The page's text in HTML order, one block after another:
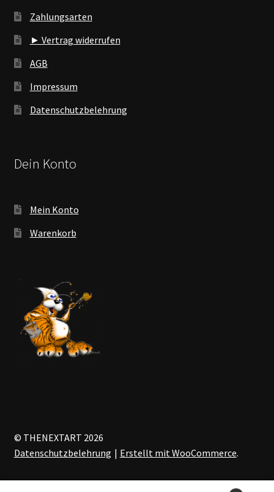
Zahlungsarten
► Vertrag widerrufen
AGB
Impressum
Datenschutzbelehrung
Dein Konto
Mein Konto
Warenkorb
© THENEXTART 2026
Datenschutzbelehrung
Erstellt mit WooCommerce.